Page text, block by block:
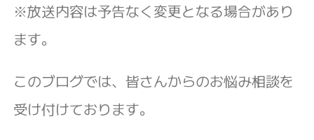
※放送内容は予告なく変更となる場合があり
ます。
このブログでは、皆さんからのお悩み相談を
受け付けております。